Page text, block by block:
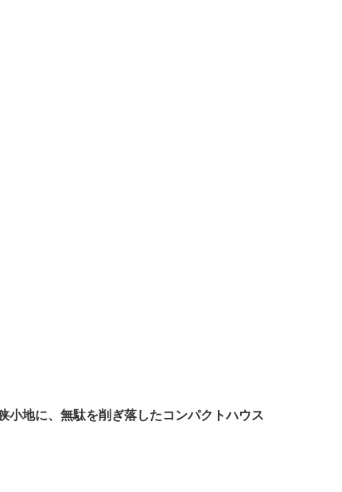
小地に、無駄を削ぎ落したコンパクトハウス